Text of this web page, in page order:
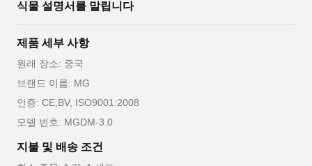
식물 설명서를 말립니다
제품 세부 사항
원래 장소: 중국
브랜드 이름: MG
인증: CE,BV, ISO9001:2008
모델 번호: MGDM-3.0
지불 및 배송 조건